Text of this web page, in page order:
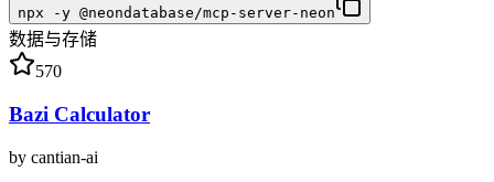
npx -y @neondatabase/mcp-server-neon
数据与存储
570
Bazi Calculator
by cantian-ai